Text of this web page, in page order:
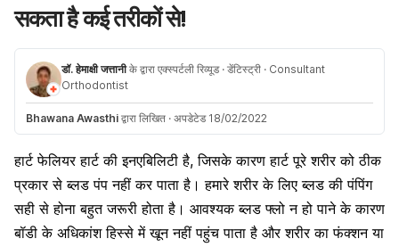
सकता है कई तरीकों से!
डॉ. हेमाक्षी जत्तानीके द्वारा एक्स्पर्टली रिव्यूड · डेंटिस्ट्री · Consultant
Orthodontist
Bhawana Awasthi द्वारा लिखित · अपडेटेड 18/02/2022
हार्ट फेलियर हार्ट की इनएबिलिटी है, जिसके कारण हार्ट पूरे शरीर को ठीक
प्रकार से ब्लड पंप नहीं कर पाता है। हमारे शरीर के लिए ब्लड की पंपिंग
सही से होना बहुत जरूरी होता है। आवश्यक ब्लड फ्लो न हो पाने के कारण
बॉडी के अधिकांश हिस्से में खून नहीं पहुंच पाता है और शरीर का फंक्शन या